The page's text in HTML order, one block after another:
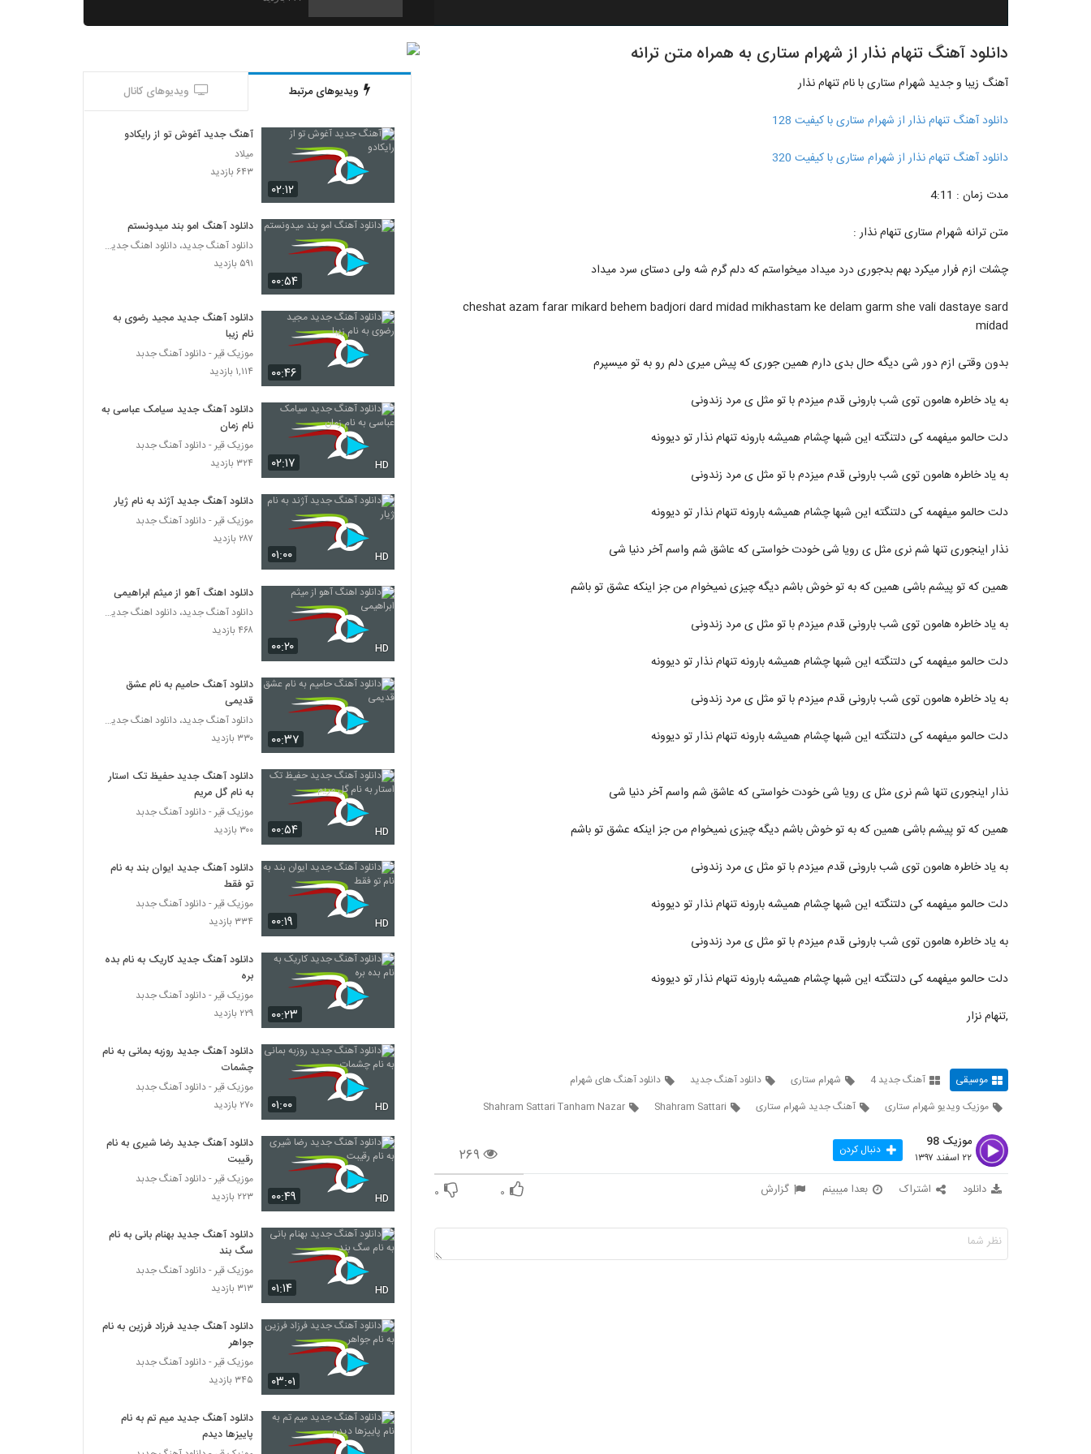
2121
دانلود آهنگ جذابی از بهرام بهرامی
Paye Sabet)
۳۳۵ بازدید
دانلود آهنگ شباهنگ (جدید) ریسک
۳۷۹ بازدید
۲۵۶ بازدید
هومن شاهی آهنگ بی تو
۴۲۱ بازدید
دانلود آهنگ بهزاد لیتو خدا شکر
تی ام بکس آهنگ رسممونه
۹۶۴ بازدید
موزیک زیبای فقط واسه من از خشایار اس آر
جوونی
۴۱۷ بازدید
آهنگ پروفشنال از سپهر خلسه(رپ)
۸۸۳ بازدید
۵۱۲ بازدید
دانلود آهنگ اپیکور باند بالاتر
۴۹۰ بازدید
آهنگ لوطفن بو دفعه گئتمه از مسعود
جودت(پاپ)
۳۰۶ بازدید
دانلود آهنگ نمیخوام باور کنم از رضا اسلامی
۲۸۱ بازدید
دانلود آهنگ جدید و زیبای ئاسو با نام کافه ی
خاطرات
۳۰۱ بازدید
دانلود آهنگ مهدی احمدوند من و تو (رمیکس
2)
۱,۴۰۱ بازدید
Ali Hyper Dokhtar Dahe Shasti
۵۴۲ بازدید
دانلود آهنگ منصور اللهیاری چی بودم برات
۳۳۲ بازدید
آهنگ پریزاد از مسعود گلباشی(پاپ)
دانلود آهنگ بمان از مهدی مطلق
۲۹۷ بازدید
دانلود آهنگ رضا همتی لب دریا
۴۶۱ بازدید
دانلود آهنگ تنهام نذار از شهرام ستاری به همراه متن ترانه
آهنگ زیبا و جدید شهرام ستاری با نام تنهام نذار
دانلود آهنگ تنهام نذار از شهرام ستاری با کیفیت 128
دانلود آهنگ تنهام نذار از شهرام ستاری با کیفیت 320
مدت زمان : 4:11
متن ترانه شهرام ستاری تنهام نذار :
چشات ازم فرار میکرد بهم بدجوری درد میداد میخواستم که دلم گرم شه ولی دستای سرد میداد
cheshat azam farar mikard behem badjori dard midad mikhastam ke delam garm she vali dastaye sard
midad
بدون وقتی ازم دور شی دیگه حال بدی دارم همین جوری که پیش میری دلم رو به تو میسپرم
به یاد خاطره هامون توی شب بارونی قدم میزدم با تو مثل ی مرد زندونی
دلت حالمو میفهمه کی دلتنگته این شبها چشام همیشه بارونه تنهام نذار تو دیوونه
به یاد خاطره هامون توی شب بارونی قدم میزدم با تو مثل ی مرد زندونی
دلت حالمو میفهمه کی دلتنگته این شبها چشام همیشه بارونه تنهام نذار تو دیوونه
نذار اینجوری تنها شم نری مثل ی رویا شی خودت خواستی که عاشق شم واسم آخر دنیا شی
همین که تو پیشم باشی همین که به تو خوش باشم دیگه چیزی نمیخوام من جز اینکه عشق تو باشم
به یاد خاطره هامون توی شب بارونی قدم میزدم با تو مثل ی مرد زندونی
دلت حالمو میفهمه کی دلتنگته این شبها چشام همیشه بارونه تنهام نذار تو دیوونه
به یاد خاطره هامون توی شب بارونی قدم میزدم با تو مثل ی مرد زندونی
دلت حالمو میفهمه کی دلتنگته این شبها چشام همیشه بارونه تنهام نذار تو دیوونه
نذار اینجوری تنها شم نری مثل ی رویا شی خودت خواستی که عاشق شم واسم آخر دنیا شی
همین که تو پیشم باشی همین که به تو خوش باشم دیگه چیزی نمیخوام من جز اینکه عشق تو باشم
به یاد خاطره هامون توی شب بارونی قدم میزدم با تو مثل ی مرد زندونی
دلت حالمو میفهمه کی دلتنگته این شبها چشام همیشه بارونه تنهام نذار تو دیوونه
به یاد خاطره هامون توی شب بارونی قدم میزدم با تو مثل ی مرد زندونی
دلت حالمو میفهمه کی دلتنگته این شبها چشام همیشه بارونه تنهام نذار تو دیوونه
,تنهام نزار
موسیقی آهنگ جدید 4 شهرام ستاری دانلود آهنگ جدید
دانلود آهنگ های شهرام
موزیک ویدیو شهرام ستاری
آهنگ جدید شهرام ستاری Shahram Sattari
Shahram Sattari Tanham Nazar
۲۶۹
موزیک 98
۲۲ اسفند ۱۳۹۷ دنبال کردن
دانلود اشتراک بعدا میبینم گزارش ۰ ۰
ویدیوهای مرتبط ویدیوهای کانال
۰۲:۱۲
آهنگ جدید آغوش تو از رایکادو
میلاد
۶۴۳ بازدید
۰۰:۵۴
دانلود آهنگ امو بند میدونستم
دانلود آهنگ جدید، دانلود اهنگ جدید ایرانی
۵۹۱ بازدید
۰۰:۴۶
دانلود آهنگ جدید مجید رضوی به
نام زیبا
موزیک قیر - دانلود آهنگ جدبد
۱,۱۱۴ بازدید
۰۲:۱۷ HD
دانلود آهنگ جدید سیامک عباسی به
نام زمان
موزیک قیر - دانلود آهنگ جدبد
۳۲۴ بازدید
۰۱:۰۰ HD
دانلود آهنگ جدید آژند به نام ژیار
موزیک قیر - دانلود آهنگ جدبد
۲۸۷ بازدید
۰۰:۲۰ HD
دانلود اهنگ آهو از میثم ابراهیمی
دانلود آهنگ جدید، دانلود اهنگ جدید ایرانی
۴۶۸ بازدید
۰۰:۳۷
دانلود آهنگ حامیم به نام عشق
قدیمی
دانلود آهنگ جدید، دانلود اهنگ جدید ایرانی
۳۳۰ بازدید
۰۰:۵۴ HD
دانلود آهنگ جدید حفیظ تک استار
به نام گل مریم
موزیک قیر - دانلود آهنگ جدبد
۳۰۰ بازدید
۰۰:۱۹ HD
دانلود آهنگ جدید ایوان بند به نام
تو فقط
موزیک قیر - دانلود آهنگ جدبد
۳۳۴ بازدید
۰۰:۲۳
دانلود آهنگ جدید کاریک به نام بده
بره
موزیک قیر - دانلود آهنگ جدبد
۲۲۹ بازدید
۰۱:۰۰ HD
دانلود آهنگ جدید روزبه بمانی به نام
چشمات
موزیک قیر - دانلود آهنگ جدبد
۲۷۰ بازدید
۰۰:۴۹ HD
دانلود آهنگ جدید رضا شیری به نام
رقیبت
موزیک قیر - دانلود آهنگ جدبد
۲۲۳ بازدید
۰۱:۱۴ HD
دانلود آهنگ جدید بهنام بانی به نام
سگ بند
موزیک قیر - دانلود آهنگ جدبد
۳۱۳ بازدید
۰۳:۰۱
دانلود آهنگ جدید فرزاد فرزین به نام
جواهر
موزیک قیر - دانلود آهنگ جدبد
۳۴۵ بازدید
دانلود آهنگ جدید میم تم به نام
پاییزها دیدم